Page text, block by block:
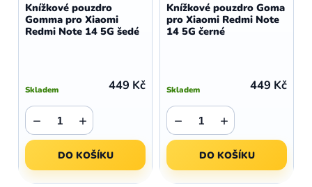
Knížkové pouzdro
Gomma pro Xiaomi
Redmi Note 14 5G šedé
Skladem 449 Kč
+
−
DO KOŠÍKU
Knížkové pouzdro Goma
pro Xiaomi Redmi Note
14 5G černé
Skladem 449 Kč
+
−
DO KOŠÍKU